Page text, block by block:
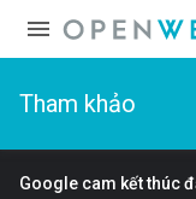
Tham khảo
Google cam kết thúc